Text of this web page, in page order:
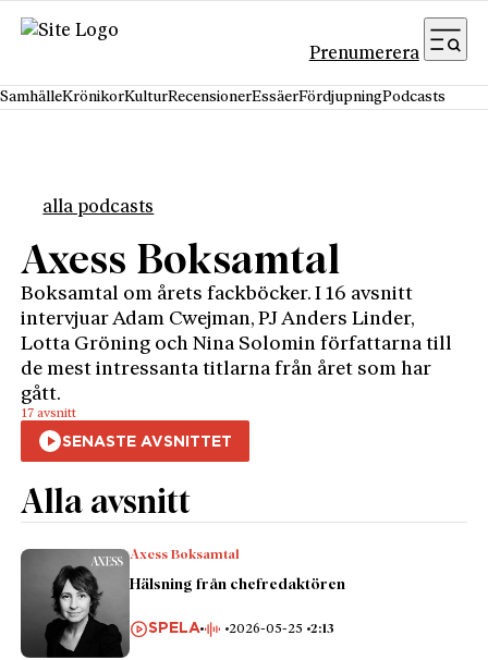
Hoppa till innehåll
Prenumerera
SamhälleKrönikorKulturRecensionerEssäerFördjupningPodcasts
alla podcasts
Axess Boksamtal
Boksamtal om årets fackböcker. I 16 avsnitt
intervjuar Adam Cwejman, PJ Anders Linder,
Lotta Gröning och Nina Solomin författarna till
de mest intressanta titlarna från året som har
gått.
17 avsnitt
Alla avsnitt
Axess Boksamtal
Hälsning från chefredaktören
SPELA 2026-05-25 2:13